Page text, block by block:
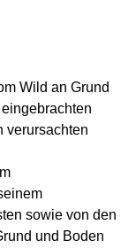
Wild an Grund
verursachten
sowie von den
und Boden